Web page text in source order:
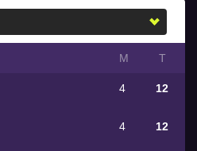
М Т
4 12
4 12